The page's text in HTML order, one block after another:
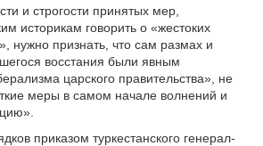
и строгости принятых мер,
историкам говорить о «жестоких
нужно признать, что сам размах и
восстания были явным
царского правительства», не
меры в самом начале волнений и
приказом туркестанского генерал-